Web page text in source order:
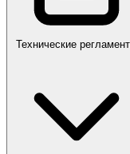
Технические